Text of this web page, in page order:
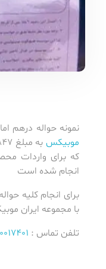
نمونه حواله درهم
موبیکس به مبلغ 1847
که برای واردات
انجام شده است
برای انجام کلیه
با مجموعه ایران
تلفن تماس :